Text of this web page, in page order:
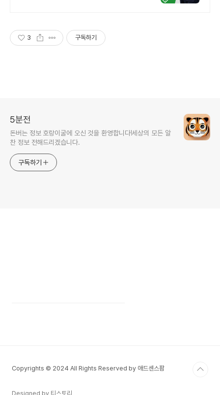
3 구독하기
5분전
돈버는 정보 호랑이굴에 오신 것을 환영합니다!세상의 모든 알
찬 정보 전해드리겠습니다.
구독하기
Copyrights © 2024 All Rights Reserved by 애드센스팜
Designed by 티스토리